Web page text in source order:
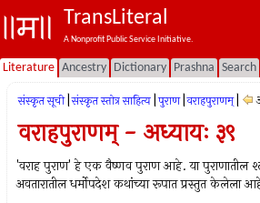
TransLiteral
A Nonprofit Public Service Initiative.
Literature Ancestry Dictionary Prashna Search
संस्कृत सूची संस्कृत स्तोत्र साहित्य पुराण वराहपुराणम्
वराहपुराणम् - अध्यायः ३९
'वराह पुराण' हे एक वैष्णव पुराण आहे. या पुराणातील
अवतारातील धर्मोपदेश कथांच्या रूपात प्रस्तुत केलेला